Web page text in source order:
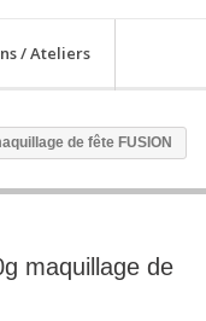
/ Ateliers
de fête FUSION
maquillage de